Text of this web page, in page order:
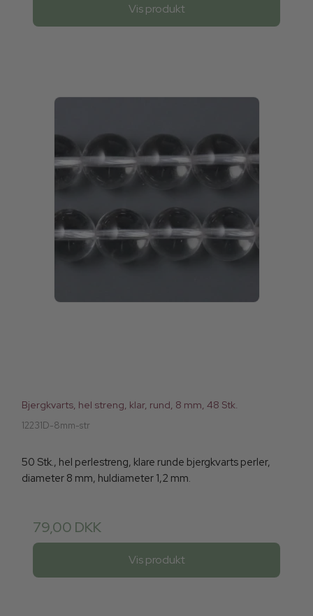
Vis produkt
Bjergkvarts, hel streng, klar, rund, 8 mm, 48 Stk.
12231D-8mm-str
50 Stk., hel perlestreng, klare runde bjergkvarts perler,
diameter 8 mm, huldiameter 1,2 mm.
79,00 DKK
Vis produkt